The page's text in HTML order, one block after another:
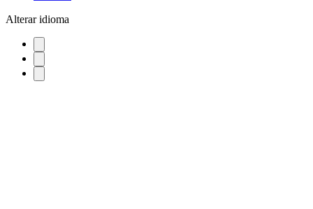
Alterar idioma